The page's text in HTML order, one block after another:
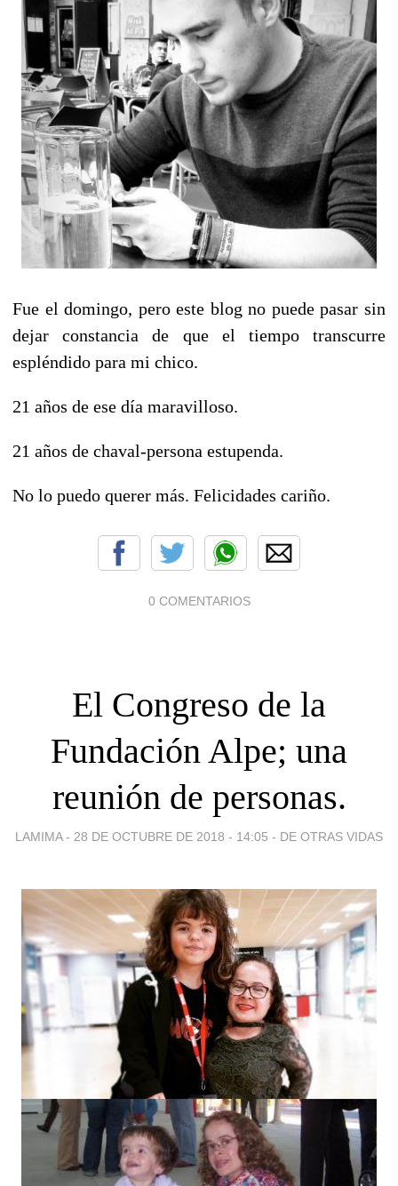
Fue el domingo, pero este blog no puede pasar sin
dejar constancia de que el tiempo transcurre
espléndido para mi chico.
21 años de ese día maravilloso.
21 años de chaval-persona estupenda.
No lo puedo querer más. Felicidades cariño.
0 COMENTARIOS
El Congreso de la
Fundación Alpe; una
reunión de personas.
LAMIMA - 28 DE OCTUBRE DE 2018 - 14:05 - DE OTRAS VIDAS